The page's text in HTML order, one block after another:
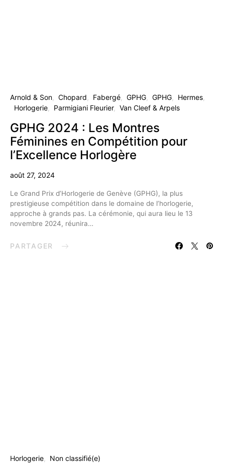
Arnold & Son Chopard Fabergé GPHG GPHG
Hermes
Horlogerie
Parmigiani Fleurier Van Cleef & Arpels
GPHG 2024 : Les Montres
Féminines en Compétition pour
l’Excellence Horlogère
août 27, 2024
Le Grand Prix d’Horlogerie de Genève (GPHG), la plus
prestigieuse compétition dans le domaine de l’horlogerie,
approche à grands pas. La cérémonie, qui aura lieu le 13
novembre 2024, réunira…
PARTAGER
Horlogerie Non classifié(e)